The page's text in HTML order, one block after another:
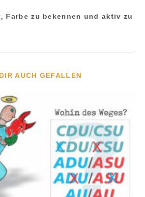
Farbe zu bekennen und aktiv zu
AUCH GEFALLEN